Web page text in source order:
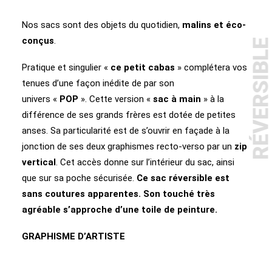
Nos sacs sont des objets du quotidien, malins et éco-
conçus.
Pratique et singulier « ce petit cabas » complétera vos
tenues d’une façon inédite de par son
univers « POP ». Cette version « sac à main » à la
différence de ses grands frères est dotée de petites
anses. Sa particularité est de s’ouvrir en façade à la
jonction de ses deux graphismes recto-verso par un zip
vertical. Cet accès donne sur l’intérieur du sac, ainsi
que sur sa poche sécurisée. Ce sac réversible est
sans coutures apparentes. Son touché très
agréable s’approche d’une toile de peinture.
GRAPHISME D’ARTISTE